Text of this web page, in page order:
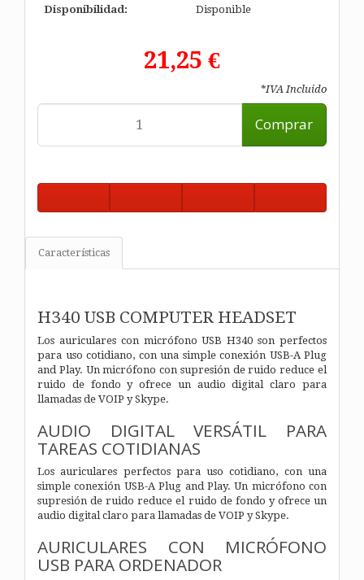
Disponibilidad: Disponible
21,25 €
*IVA Incluido
Comprar
Características
H340 USB COMPUTER HEADSET
Los auriculares con micrófono USB H340 son perfectos
para uso cotidiano, con una simple conexión USB-A Plug
and Play. Un micrófono con supresión de ruido reduce el
ruido de fondo y ofrece un audio digital claro para
llamadas de VOIP y Skype.
AUDIO DIGITAL VERSÁTIL PARA
TAREAS COTIDIANAS
Los auriculares perfectos para uso cotidiano, con una
simple conexión USB-A Plug and Play. Un micrófono con
supresión de ruido reduce el ruido de fondo y ofrece un
audio digital claro para llamadas de VOIP y Skype.
AURICULARES CON MICRÓFONO
USB PARA ORDENADOR